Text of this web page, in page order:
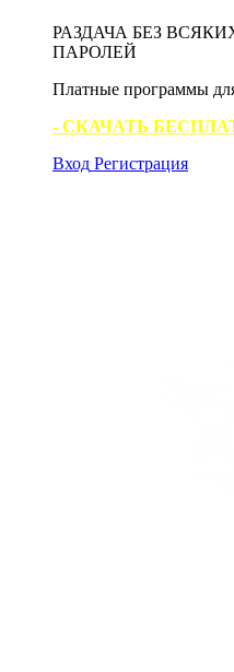
РАЗДАЧА БЕЗ
ПАРОЛЕЙ
Платные программы
- СКАЧАТЬ
Вход Регистрация